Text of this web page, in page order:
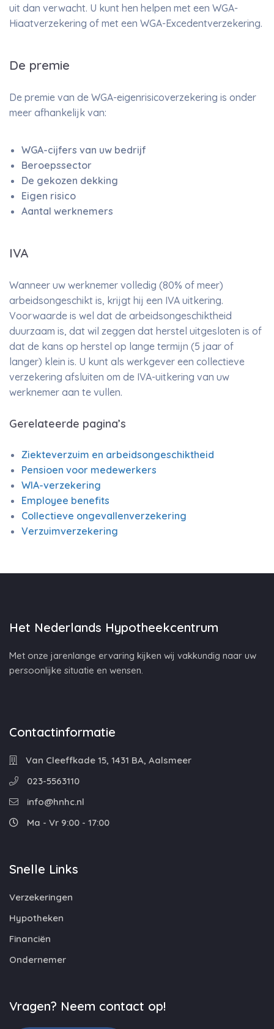
uit dan verwacht. U kunt hen helpen met een WGA-
Hiaatverzekering of met een WGA-Excedentverzekering.
De premie
De premie van de WGA-eigenrisicoverzekering is onder
meer afhankelijk van:
WGA-cijfers van uw bedrijf
Beroepssector
De gekozen dekking
Eigen risico
Aantal werknemers
IVA
Wanneer uw werknemer volledig (80% of meer)
arbeidsongeschikt is, krijgt hij een IVA uitkering.
Voorwaarde is wel dat de arbeidsongeschiktheid
duurzaam is, dat wil zeggen dat herstel uitgesloten is of
dat de kans op herstel op lange termijn (5 jaar of
langer) klein is. U kunt als werkgever een collectieve
verzekering afsluiten om de IVA-uitkering van uw
werknemer aan te vullen.
Gerelateerde pagina’s
Ziekteverzuim en arbeidsongeschiktheid
Pensioen voor medewerkers
WIA-verzekering
Employee benefits
Collectieve ongevallenverzekering
Verzuimverzekering
Het Nederlands Hypotheekcentrum
Met onze jarenlange ervaring kijken wij vakkundig naar uw
persoonlijke situatie en wensen.
Contactinformatie
Van Cleeffkade 15, 1431 BA, Aalsmeer
023-5563110
info@hnhc.nl
Ma - Vr 9:00 - 17:00
Snelle Links
Verzekeringen
Hypotheken
Financiën
Ondernemer
Vragen? Neem contact op!